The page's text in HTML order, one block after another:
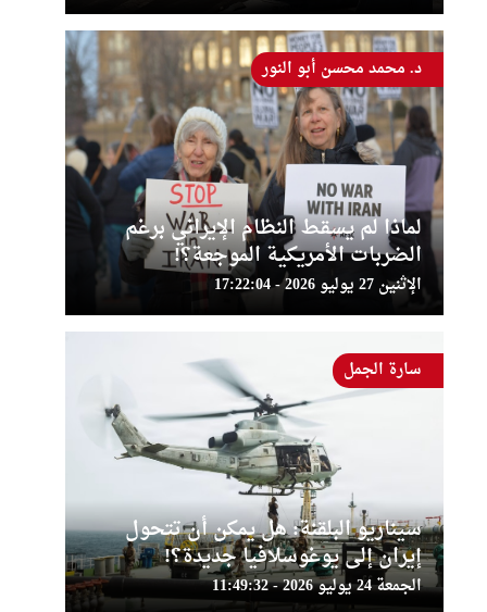
لماذا لم يسقط النظام الإيراني برغم
الضربات الأمريكية الموجعة؟!
الإثنين 27 يوليو 2026 - 17:22:04
د. محمد محسن أبو النور
سيناريو البلقنة: هل يمكن أن تتحول
إيران إلى يوغوسلافيا جديدة؟!
الجمعة 24 يوليو 2026 - 11:49:32
سارة الجمل